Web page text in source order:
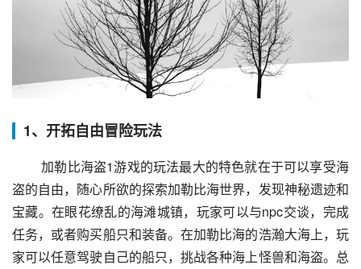
1、开拓自由冒险玩法
加勒比海盗1游戏的玩法最大的特色就在于可以享受海
盗的自由，随心所欲的探索加勒比海世界，发现神秘遗迹和
宝藏。在眼花缭乱的海滩城镇，玩家可以与npc交谈，完成
任务，或者购买船只和装备。在加勒比海的浩瀚大海上，玩
家可以任意驾驶自己的船只，挑战各种海上怪兽和海盗。总